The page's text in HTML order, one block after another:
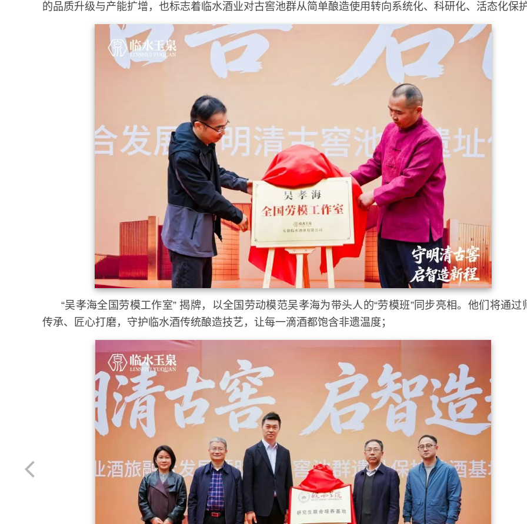
的品质升级与产能扩增，也标志着临水酒业对古窖池群从简单酿造使用转向系统化、科研化、活态化保
“吴孝海全国劳模工作室” 揭牌，以全国劳动模范吴孝海为带头人的“劳模班”同步亮相。他们将通过
传承、匠心打磨，守护临水酒传统酿造技艺，让每一滴酒都饱含非遗温度；